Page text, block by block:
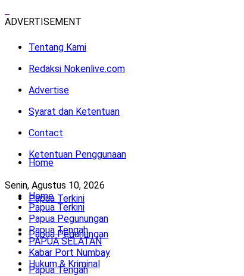
ADVERTISEMENT
Tentang Kami
Redaksi Nokenlive.com
Advertise
Syarat dan Ketentuan
Contact
Ketentuan Penggunaan
Senin, Agustus 10, 2026
Home
Papua Terkini
Papua Pegunungan
Papua Tengah
Home
Papua Terkini
Papua Pegunungan
Papua Tengah
PAPUA SELATAN
Kabar Port Numbay
Hukum & Kriminal